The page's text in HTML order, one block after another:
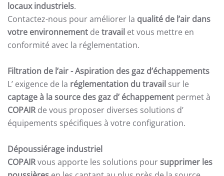
locaux industriels.
Contactez-nous pour améliorer la qualité de l’air dans
votre environnement de travail et vous mettre en
conformité avec la réglementation.
Filtration de l’air- Aspiration des gaz d’échappements
L’ exigence de la réglementation du travail sur le
captage à la source des gaz d’ échappement permet à
COPAIRde vous proposer diverses solutions d’
équipements spécifiques à votre configuration.
Dépoussiérage industriel
COPAIRvous apporte les solutions poursupprimer les